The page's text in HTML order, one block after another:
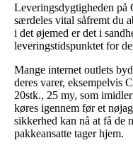
Leveringsdygtigheden på
særdeles vital såfremt du
i det øjemed er det i
leveringstidspunktet for
Mange internet outlets
deres varer, eksempelvis
20stk., 25 my, som
køres igennem før et
sikkerhed kan nå at få de
pakkeansatte tager hjem.